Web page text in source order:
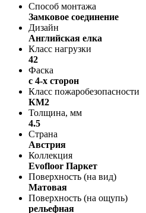
Способ монтажа
Замковое соединение
Дизайн
Английская елка
Класс нагрузки
42
Фаска
с 4-х сторон
Класс пожаробезопасности
КМ2
Толщина, мм
4.5
Страна
Австрия
Коллекция
Evofloor Паркет
Поверхность (на вид)
Матовая
Поверхность (на ощупь)
рельефная